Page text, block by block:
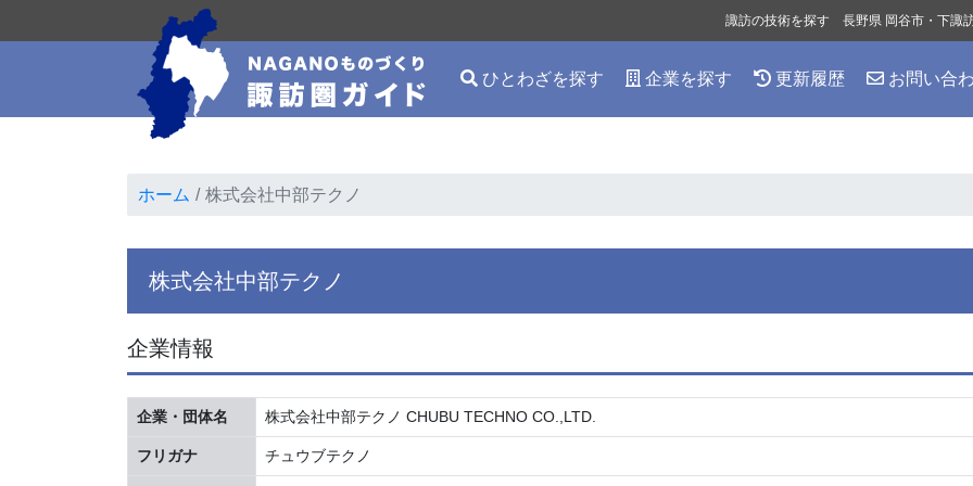
ひとわざを探す 企業を探す 更新履歴 お問い合
諏訪の技術を探す 長野県 岡谷市・下諏
ホーム 株式会社中部テクノ
株式会社中部テクノ
企業情報
企業・団体名 株式会社中部テクノ CHUBU TECHNO CO.,LTD.
フリガナ チュウブテクノ